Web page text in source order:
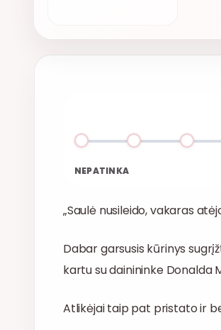
NEPATINKA
„Saulė nusileido, vakaras
Dabar garsusis kūrinys
kartu su dainininke Donalda
Atlikėjai taip pat pristato ir